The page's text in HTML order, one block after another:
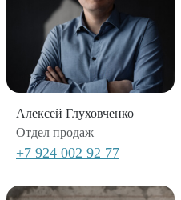
Алексей Глуховченко
Отдел продаж
+7 924 002 92 77